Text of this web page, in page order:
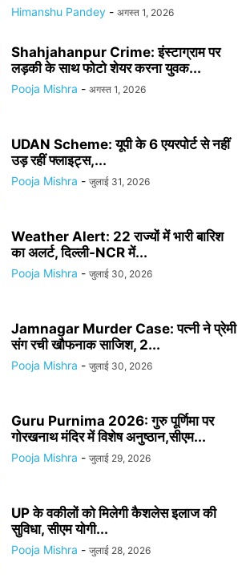
Himanshu Pandey - अगस्त 1, 2026
Shahjahanpur Crime: इंस्टाग्राम पर
लड़की के साथ फोटो शेयर करना युवक...
Pooja Mishra - अगस्त 1, 2026
UDAN Scheme: यूपी के 6 एयरपोर्ट से नहीं
उड़ रहीं फ्लाइट्स,...
Pooja Mishra - जुलाई 31, 2026
Weather Alert: 22 राज्यों में भारी बारिश
का अलर्ट, दिल्ली-NCR में...
Pooja Mishra - जुलाई 30, 2026
Jamnagar Murder Case: पत्नी ने प्रेमी
संग रची खौफनाक साजिश, 2...
Pooja Mishra - जुलाई 30, 2026
Guru Purnima 2026: गुरु पूर्णिमा पर
गोरखनाथ मंदिर में विशेष अनुष्ठान,सीएम...
Pooja Mishra - जुलाई 29, 2026
UP के वकीलों को मिलेगी कैशलेस इलाज की
सुविधा, सीएम योगी...
Pooja Mishra - जुलाई 28, 2026